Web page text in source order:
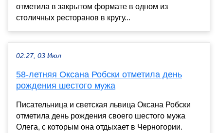
отметила в закрытом формате в одном из
столичных ресторанов в кругу...
02:27, 03 Июл
58-летняя Оксана Робски отметила день
рождения шестого мужа
Писательница и светская львица Оксана Робски
отметила день рождения своего шестого мужа
Олега, с которым она отдыхает в Черногории.